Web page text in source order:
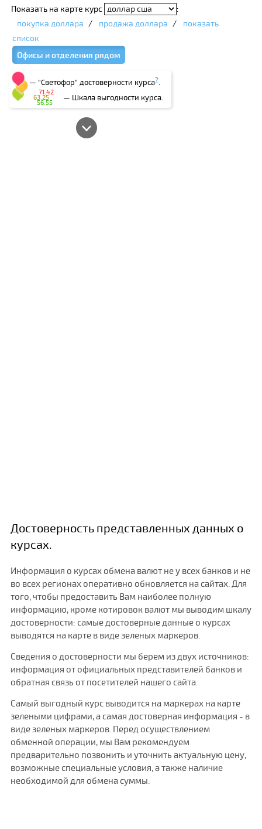
Показать на карте курс
:
покупка доллара / продажа доллара /
показать
список
Офисы и отделения рядом
— "Светофор" достоверности курса?.
— Шкала выгодности курса.
56.55
63.25
71.42
Достоверность представленных данных о
курсах.
Информация о курсах обмена валют не у всех банков и не
во всех регионах оперативно обновляется на сайтах. Для
того, чтобы предоставить Вам наиболее полную
информацию, кроме котировок валют мы выводим шкалу
достоверности: самые достоверные данные о курсах
выводятся на карте в виде зеленых маркеров.
Сведения о достоверности мы берем из двух источников:
информация от официальных представителей банков и
обратная связь от посетителей нашего сайта.
Самый выгодный курс выводится на маркерах на карте
зелеными цифрами, а самая достоверная информация - в
виде зеленых маркеров. Перед осуществлением
обменной операции, мы Вам рекомендуем
предварительно позвонить и уточнить актуальную цену,
возможные специальные условия, а также наличие
необходимой для обмена суммы.